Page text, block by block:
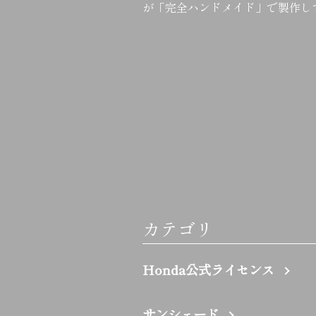
が「完全ハンドメイド」で製作し
カテゴリ
Honda公式ライセンス